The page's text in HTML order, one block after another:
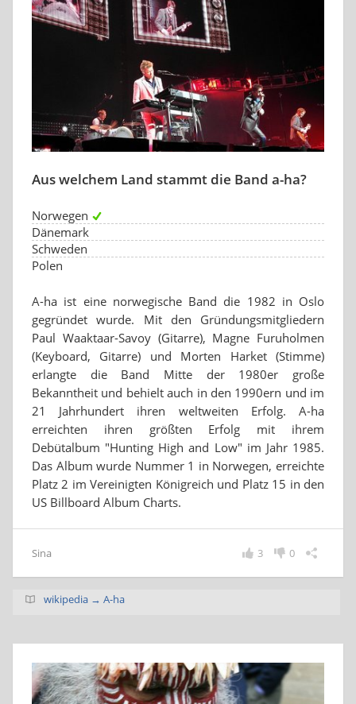
Aus welchem Land stammt die Band a-ha?
Norwegen
Dänemark
Schweden
Polen
A-ha ist eine norwegische Band die 1982 in Oslo
gegründet wurde. Mit den Gründungsmitgliedern
Paul Waaktaar-Savoy (Gitarre), Magne Furuholmen
(Keyboard, Gitarre) und Morten Harket (Stimme)
erlangte die Band Mitte der 1980er große
Bekanntheit und behielt auch in den 1990ern und im
21 Jahrhundert ihren weltweiten Erfolg. A-ha
erreichten ihren größten Erfolg mit ihrem
Debütalbum "Hunting High and Low" im Jahr 1985.
Das Album wurde Nummer 1 in Norwegen, erreichte
Platz 2 im Vereinigten Königreich und Platz 15 in den
US Billboard Album Charts.
Sina 0
3
wikipedia → A-ha